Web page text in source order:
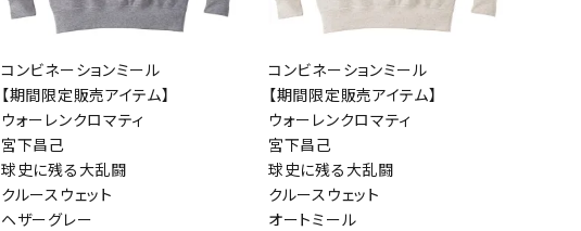
コンビネーションミール
【期間限定販売アイテム】
ウォーレンクロマティ
宮下昌己
球史に残る大乱闘
クルースウェット
ヘザーグレー
コンビネーションミール
【期間限定販売アイテム】
ウォーレンクロマティ
宮下昌己
球史に残る大乱闘
クルースウェット
オートミール